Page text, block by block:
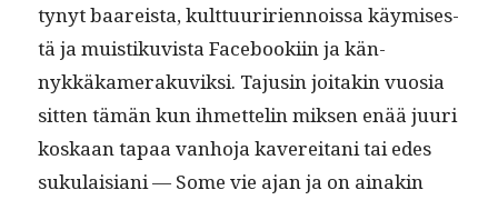
tynyt baareista, kult­tuuriri­en­nois­sa käymis­es­
tä ja muis­tiku­vista Face­booki­in ja kän­
nykkäkam­er­aku­viksi. Tajusin joitakin vuosia
sit­ten tämän kun ihmettelin mik­sen enää juuri
koskaan tapaa van­ho­ja kavere­i­tani tai edes
suku­laisiani — Some vie ajan ja on ainakin